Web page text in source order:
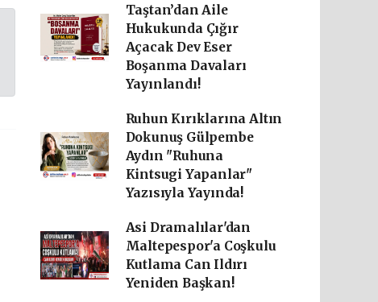
Taştan’dan Aile
Hukukunda Çığır
Açacak Dev Eser
Boşanma Davaları
Yayınlandı!
Ruhun Kırıklarına Altın
Dokunuş Gülpembe
Aydın "Ruhuna
Kintsugi Yapanlar"
Yazısıyla Yayında!
Asi Dramalılar'dan
Maltepespor'a Coşkulu
Kutlama Can Ildırı
Yeniden Başkan!